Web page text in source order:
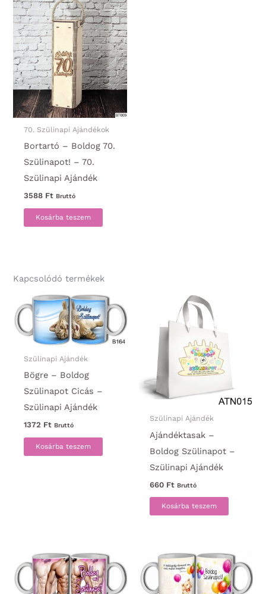
70. Szülinapi Ajándékok
Bortartó – Boldog 70.
Szülinapot! – 70.
Szülinapi Ajándék
3588 Ft Bruttó
Kosárba teszem
Kapcsolódó termékek
Szülinapi Ajándék
Bögre – Boldog
Szülinapot Cicás –
Szülinapi Ajándék
1372 Ft Bruttó
Kosárba teszem
Szülinapi Ajándék
Ajándéktasak –
Boldog Szülinapot –
Szülinapi Ajándék
660 Ft Bruttó
Kosárba teszem